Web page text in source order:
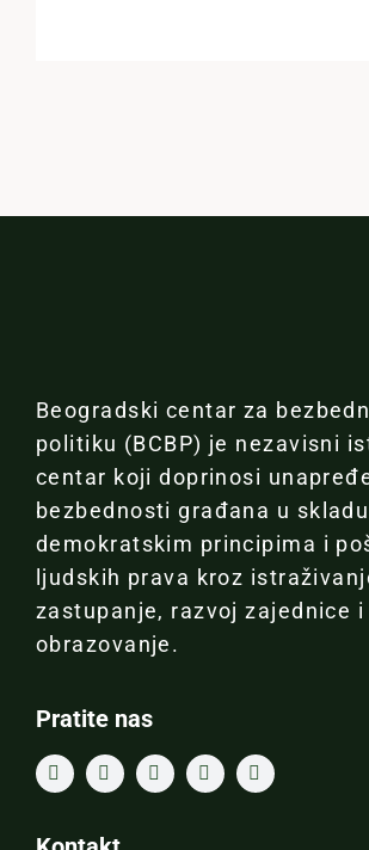
Beogradski centar za
politiku (BCBP) je nezavisni
centar koji doprinosi
bezbednosti građana u
demokratskim principima i
ljudskih prava kroz
zastupanje, razvoj zajednice i
obrazovanje.
Pratite nas